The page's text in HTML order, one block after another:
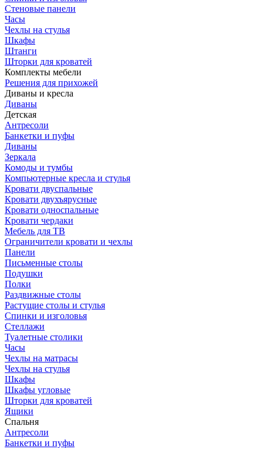
Стеновые панели
Часы
Чехлы на стулья
Шкафы
Штанги
Шторки для кроватей
Комплекты мебели
Решения для прихожей
Диваны и кресла
Диваны
Детская
Антресоли
Банкетки и пуфы
Диваны
Зеркала
Комоды и тумбы
Компьютерные кресла и стулья
Кровати двуспальные
Кровати двухъярусные
Кровати односпальные
Кровати чердаки
Мебель для ТВ
Ограничители кровати и чехлы
Панели
Письменные столы
Подушки
Полки
Раздвижные столы
Растущие столы и стулья
Спинки и изголовья
Стеллажи
Туалетные столики
Часы
Чехлы на матрасы
Чехлы на стулья
Шкафы
Шкафы угловые
Шторки для кроватей
Ящики
Спальня
Антресоли
Банкетки и пуфы